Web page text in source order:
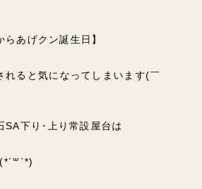
あげクン誕生日】
れると気になってしまいます(￣
SA下り･上り常設屋台は